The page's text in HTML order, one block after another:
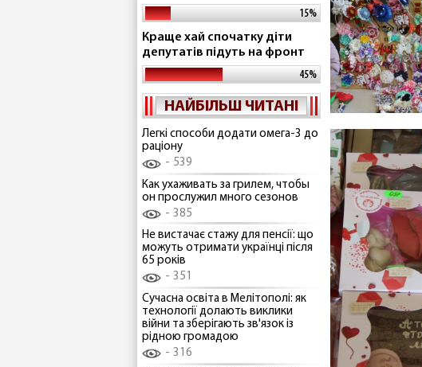
15%
Краще хай спочатку діти
депутатів підуть на фронт
45%
НАЙБІЛЬШ ЧИТАНІ
Легкі способи додати омега-3 до
раціону
539
Как ухаживать за грилем, чтобы
он прослужил много сезонов
385
Не вистачає стажу для пенсії: що
можуть отримати українці після
65 років
351
Сучасна освіта в Мелітополі: як
технології долають виклики
війни та зберігають зв'язок із
рідною громадою
316